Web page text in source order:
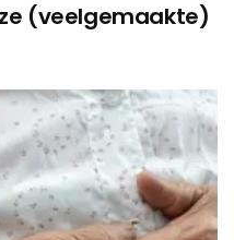
(veelgemaakte)